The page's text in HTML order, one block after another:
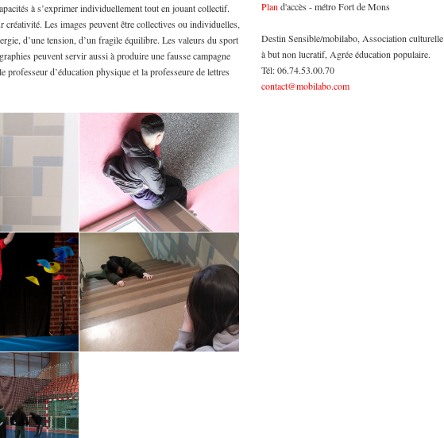
à s’exprimer individuellement tout en jouant collectif.
créativité. Les images peuvent être collectives ou individuelles,
d’une tension, d’un fragile équilibre. Les valeurs du sport
peuvent servir aussi à produire une fausse campagne
d’éducation physique et la professeure de lettres
Plan d'accès - métro Fort de Mons
Destin Sensible/mobilabo, Association culturelle
à but non lucratif, Agrée éducation populaire.
Tél: 06.74.53.00.70
contact@mobilabo.com